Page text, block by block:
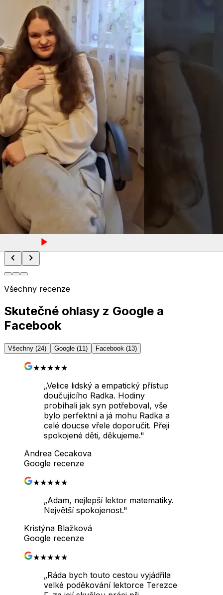
Všechny recenze
Skutečné ohlasy z Google a
Facebook
Všechny (24) Google (11) Facebook (13)
★★★★★
„Velice lidský a empatický přístup
doučujícího Radka. Hodiny
probíhali jak syn potřeboval, vše
bylo perfektní a já mohu Radka a
celé doucse vřele doporučit. Přeji
spokojené děti, děkujeme."
Andrea Cecakova
Google recenze
★★★★★
„Adam, nejlepší lektor matematiky.
Největší spokojenost."
Kristýna Blažková
Google recenze
★★★★★
„Ráda bych touto cestou vyjádřila
velké poděkování lektorce Terezce